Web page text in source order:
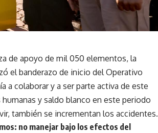
de apoyo de mil 050 elementos, la
el banderazo de inicio del Operativo
a colaborar y a ser parte activa de este
y saldo blanco en este periodo
también se incrementan los accidentes.
no manejar bajo los efectos del